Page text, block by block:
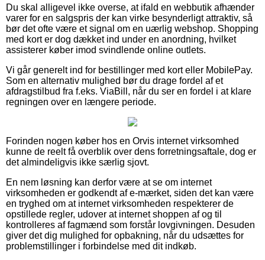
Du skal alligevel ikke overse, at ifald en webbutik afhænder
varer for en salgspris der kan virke besynderligt attraktiv, så
bør det ofte være et signal om en uærlig webshop. Shopping
med kort er dog dækket ind under en anordning, hvilket
assisterer køber imod svindlende online outlets.
Vi går generelt ind for bestillinger med kort eller MobilePay.
Som en alternativ mulighed bør du drage fordel af et
afdragstilbud fra f.eks. ViaBill, når du ser en fordel i at klare
regningen over en længere periode.
Forinden nogen køber hos en Orvis internet virksomhed
kunne de reelt få overblik over dens forretningsaftale, dog er
det almindeligvis ikke særlig sjovt.
En nem løsning kan derfor være at se om internet
virksomheden er godkendt af e-mærket, siden det kan være
en tryghed om at internet virksomheden respekterer de
opstillede regler, udover at internet shoppen af og til
kontrolleres af fagmænd som forstår lovgivningen. Desuden
giver det dig mulighed for opbakning, når du udsættes for
problemstillinger i forbindelse med dit indkøb.